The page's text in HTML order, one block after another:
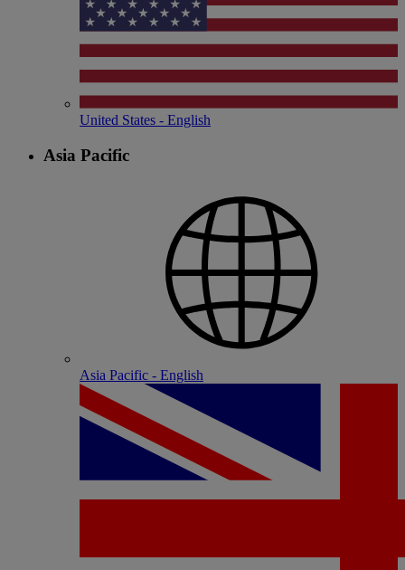
United States - English
Asia Pacific
Asia Pacific - English